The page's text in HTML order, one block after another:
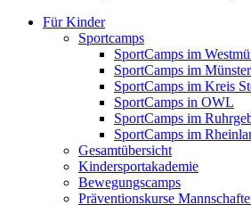
Für Kinder
Sportcamps
SportCamps im
SportCamps im
SportCamps im Kreis
SportCamps in OWL
SportCamps im
SportCamps im
Gesamtübersicht
Kindersportakademie
Bewegungscamps
Präventionskurse